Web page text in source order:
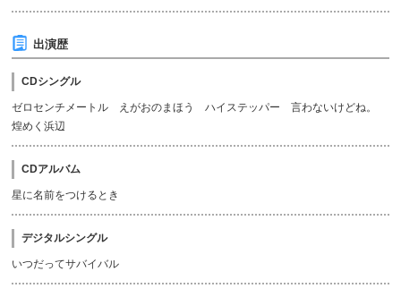
出演歴
CDシングル
ゼロセンチメートル えがおのまほう ハイステッパー 言わないけどね。
煌めく浜辺
CDアルバム
星に名前をつけるとき
デジタルシングル
いつだってサバイバル